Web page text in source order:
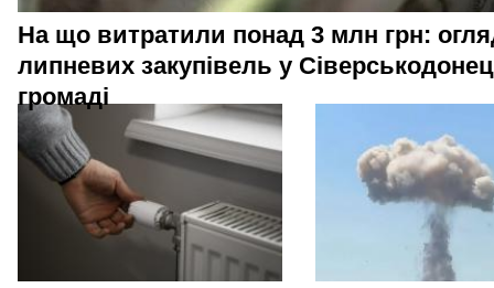
На що витратили понад 3 млн грн:
липневих закупівель у
громаді